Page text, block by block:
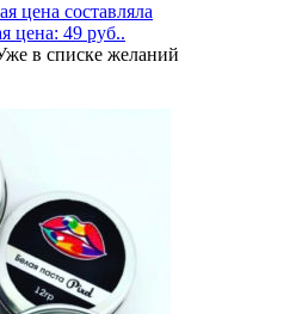
цена составляла
цена: 49 руб..
в списке желаний